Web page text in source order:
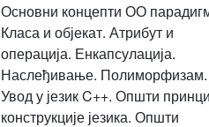
Основни концепти ОО
Класа и објекат. Атрибут и
операција. Енкапсулација.
Наслеђивање. Полиморфизам.
Увод у језик C++. Општи
конструкције језика. Општи